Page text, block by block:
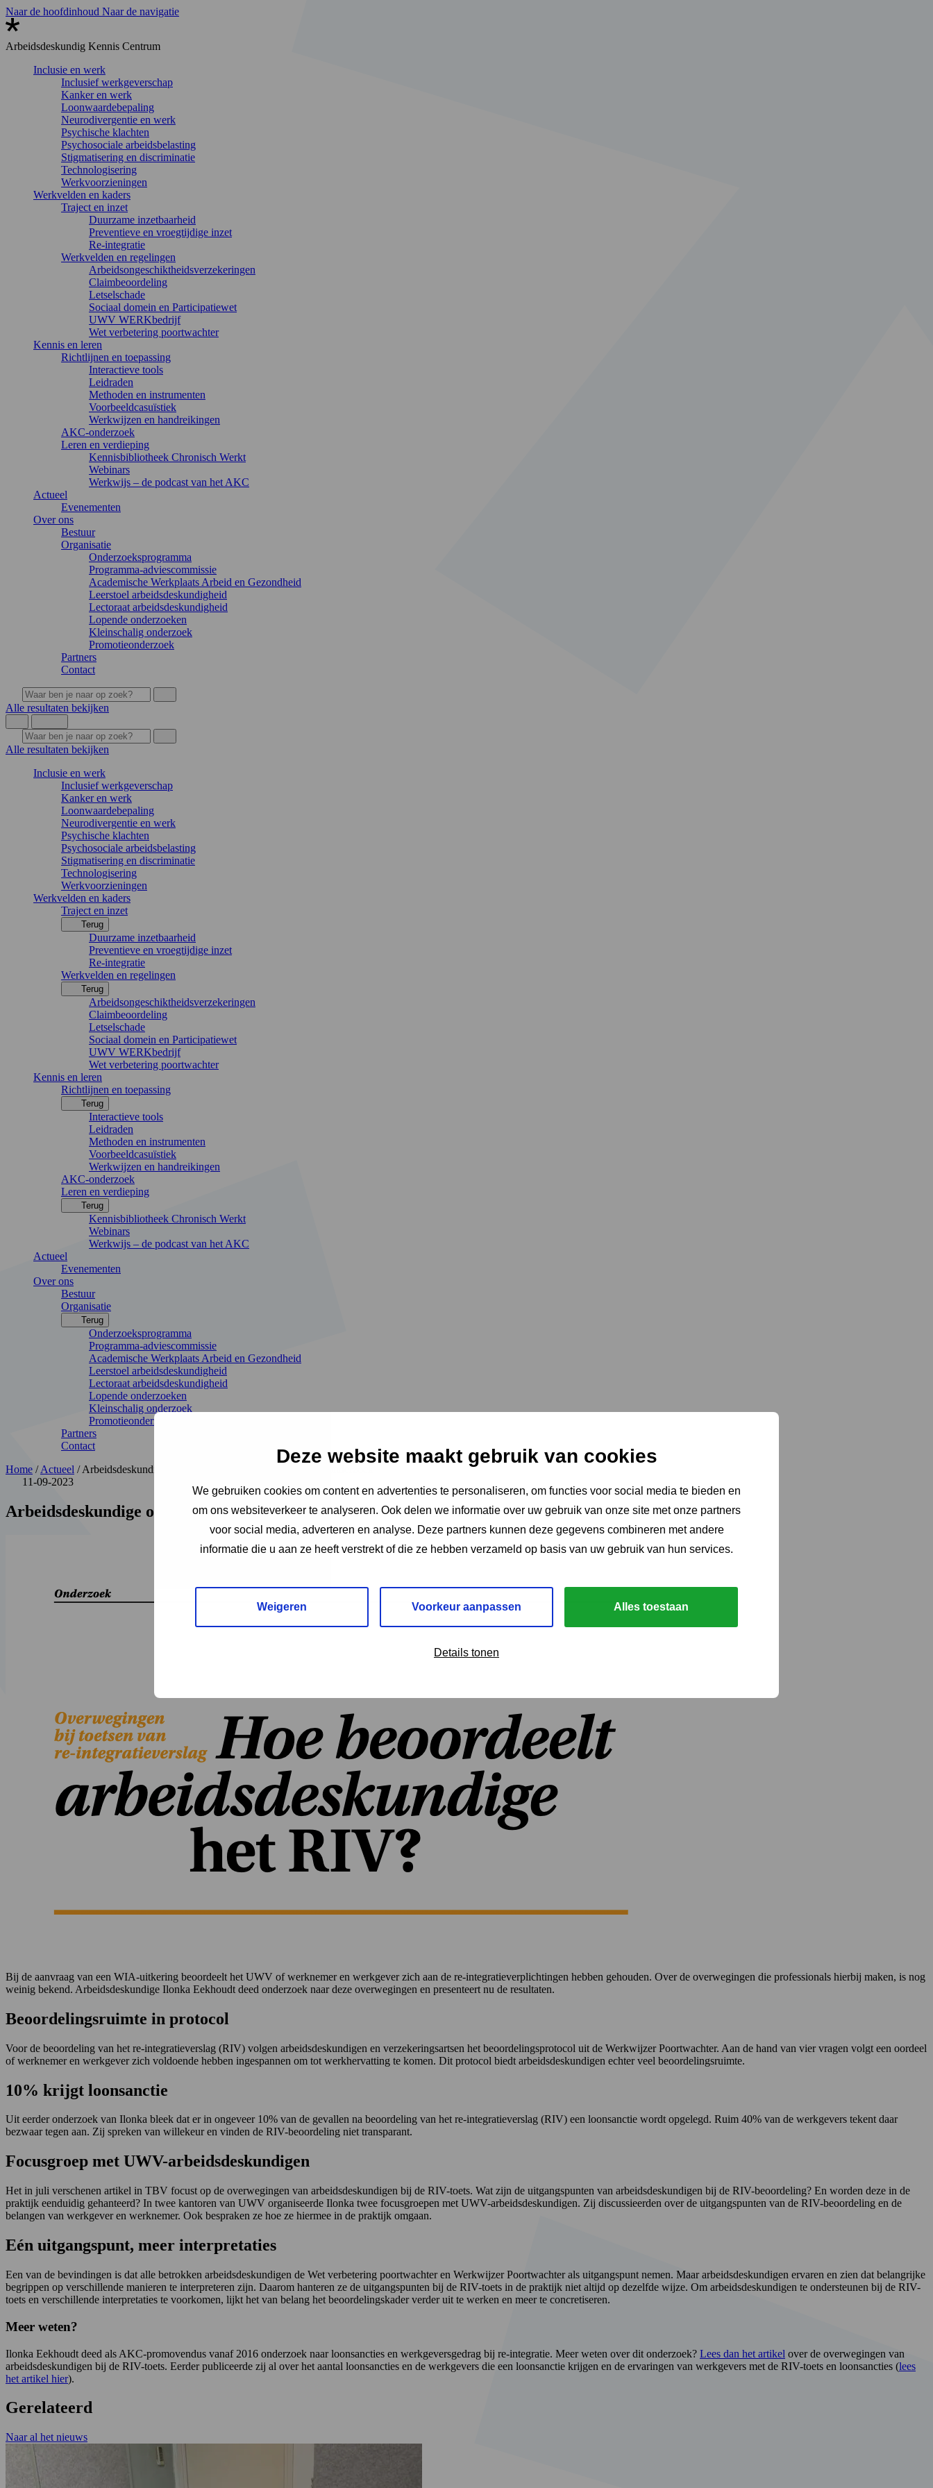
Deze website maakt gebruik van cookies
We gebruiken cookies om content en advertenties te personaliseren, om functies voor social media te bieden en
om ons websiteverkeer te analyseren. Ook delen we informatie over uw gebruik van onze site met onze partners
voor social media, adverteren en analyse. Deze partners kunnen deze gegevens combineren met andere
informatie die u aan ze heeft verstrekt of die ze hebben verzameld op basis van uw gebruik van hun services.
Weigeren Voorkeur aanpassen Alles toestaan
Details tonen
Naar de hoofdinhoud Naar de navigatie
Arbeidsdeskundig Kennis Centrum
Inclusie en werk
Inclusief werkgeverschap
Kanker en werk
Loonwaardebepaling
Neurodivergentie en werk
Psychische klachten
Psychosociale arbeidsbelasting
Stigmatisering en discriminatie
Technologisering
Werkvoorzieningen
Werkvelden en kaders
Traject en inzet
Duurzame inzetbaarheid
Preventieve en vroegtijdige inzet
Re-integratie
Werkvelden en regelingen
Arbeidsongeschiktheidsverzekeringen
Claimbeoordeling
Letselschade
Sociaal domein en Participatiewet
UWV WERKbedrijf
Wet verbetering poortwachter
Kennis en leren
Richtlijnen en toepassing
Interactieve tools
Leidraden
Methoden en instrumenten
Voorbeeldcasuïstiek
Werkwijzen en handreikingen
AKC-onderzoek
Leren en verdieping
Kennisbibliotheek Chronisch Werkt
Webinars
Werkwijs – de podcast van het AKC
Actueel
Evenementen
Over ons
Bestuur
Organisatie
Onderzoeksprogramma
Programma-adviescommissie
Academische Werkplaats Arbeid en Gezondheid
Leerstoel arbeidsdeskundigheid
Lectoraat arbeidsdeskundigheid
Lopende onderzoeken
Kleinschalig onderzoek
Promotieonderzoek
Partners
Contact
Alle resultaten bekijken
Alle resultaten bekijken
Inclusie en werk
Inclusief werkgeverschap
Kanker en werk
Loonwaardebepaling
Neurodivergentie en werk
Psychische klachten
Psychosociale arbeidsbelasting
Stigmatisering en discriminatie
Technologisering
Werkvoorzieningen
Werkvelden en kaders
Traject en inzet
Terug
Duurzame inzetbaarheid
Preventieve en vroegtijdige inzet
Re-integratie
Werkvelden en regelingen
Terug
Arbeidsongeschiktheidsverzekeringen
Claimbeoordeling
Letselschade
Sociaal domein en Participatiewet
UWV WERKbedrijf
Wet verbetering poortwachter
Kennis en leren
Richtlijnen en toepassing
Terug
Interactieve tools
Leidraden
Methoden en instrumenten
Voorbeeldcasuïstiek
Werkwijzen en handreikingen
AKC-onderzoek
Leren en verdieping
Terug
Kennisbibliotheek Chronisch Werkt
Webinars
Werkwijs – de podcast van het AKC
Actueel
Evenementen
Over ons
Bestuur
Organisatie
Terug
Onderzoeksprogramma
Programma-adviescommissie
Academische Werkplaats Arbeid en Gezondheid
Leerstoel arbeidsdeskundigheid
Lectoraat arbeidsdeskundigheid
Lopende onderzoeken
Kleinschalig onderzoek
Promotieonderzoek
Partners
Contact
Home /Actueel /Arbeidsdeskundige overwegingen bij de RIV-toets: een onderzoek
11-09-2023
Arbeidsdeskundige overwegingen bij de RIV-toets: een onderzoek
Bij de aanvraag van een WIA-uitkering beoordeelt het UWV of werknemer en werkgever zich aan de re-integratieverplichtingen hebben gehouden. Over de overwegingen die professionals hierbij maken, is nog
weinig bekend. Arbeidsdeskundige Ilonka Eekhoudt deed onderzoek naar deze overwegingen en presenteert nu de resultaten.
Beoordelingsruimte in protocol
Voor de beoordeling van het re-integratieverslag (RIV) volgen arbeidsdeskundigen en verzekeringsartsen het beoordelingsprotocol uit de Werkwijzer Poortwachter. Aan de hand van vier vragen volgt een oordeel
of werknemer en werkgever zich voldoende hebben ingespannen om tot werkhervatting te komen. Dit protocol biedt arbeidsdeskundigen echter veel beoordelingsruimte.
10% krijgt loonsanctie
Uit eerder onderzoek van Ilonka bleek dat er in ongeveer 10% van de gevallen na beoordeling van het re-integratieverslag (RIV) een loonsanctie wordt opgelegd. Ruim 40% van de werkgevers tekent daar
bezwaar tegen aan. Zij spreken van willekeur en vinden de RIV-beoordeling niet transparant.
Focusgroep met UWV-arbeidsdeskundigen
Het in juli verschenen artikel in TBV focust op de overwegingen van arbeidsdeskundigen bij de RIV-toets. Wat zijn de uitgangspunten van arbeidsdeskundigen bij de RIV-beoordeling? En worden deze in de
praktijk eenduidig gehanteerd? In twee kantoren van UWV organiseerde Ilonka twee focusgroepen met UWV-arbeidsdeskundigen. Zij discussieerden over de uitgangspunten van de RIV-beoordeling en de
belangen van werkgever en werknemer. Ook bespraken ze hoe ze hiermee in de praktijk omgaan.
Eén uitgangspunt, meer interpretaties
Een van de bevindingen is dat alle betrokken arbeidsdeskundigen de Wet verbetering poortwachter en Werkwijzer Poortwachter als uitgangspunt nemen. Maar arbeidsdeskundigen ervaren en zien dat belangrijke
begrippen op verschillende manieren te interpreteren zijn. Daarom hanteren ze de uitgangspunten bij de RIV-toets in de praktijk niet altijd op dezelfde wijze. Om arbeidsdeskundigen te ondersteunen bij de RIV-
toets en verschillende interpretaties te voorkomen, lijkt het van belang het beoordelingskader verder uit te werken en meer te concretiseren.
Meer weten?
Ilonka Eekhoudt deed als AKC-promovendus vanaf 2016 onderzoek naar loonsancties en werkgeversgedrag bij re-integratie. Meer weten over dit onderzoek? Lees dan het artikel over de overwegingen van
arbeidsdeskundigen bij de RIV-toets. Eerder publiceerde zij al over het aantal loonsancties en de werkgevers die een loonsanctie krijgen en de ervaringen van werkgevers met de RIV-toets en loonsancties (lees
het artikel hier).
Gerelateerd
Naar al het nieuws